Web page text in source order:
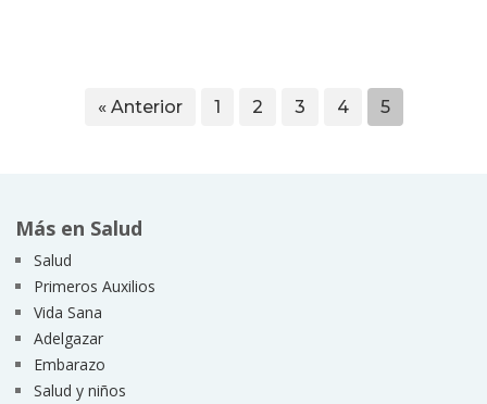
« Anterior 1 2 3 4 5
Más en Salud
Salud
Primeros Auxilios
Vida Sana
Adelgazar
Embarazo
Salud y niños